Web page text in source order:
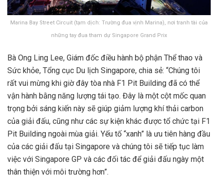
Marina Bay Street Circuit (tạm dịch: Trường đua vịnh Marina), nơi tranh tài của
những tay đua tham dự Singapore Grand Prix
Bà Ong Ling Lee, Giám đốc điều hành bộ phận Thể thao và
Sức khỏe, Tổng cục Du lịch Singapore, chia sẻ: “Chúng tôi
rất vui mừng khi giờ đây tòa nhà F1 Pit Building đã có thể
vận hành bằng năng lượng tái tạo. Đây là một cột mốc quan
trọng bởi sáng kiến này sẽ giúp giảm lượng khí thải carbon
của giải đấu, cũng như các sự kiện khác được tổ chức tại F1
Pit Building ngoài mùa giải. Yếu tố “xanh” là ưu tiên hàng đầu
của các giải đấu tại Singapore và chúng tôi sẽ tiếp tục làm
việc với Singapore GP và các đối tác để giải đấu ngày một
thân thiện với môi trường hơn”.